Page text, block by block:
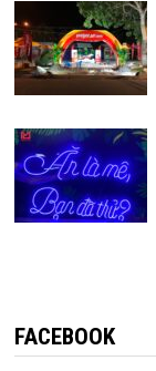
FACEBOOK